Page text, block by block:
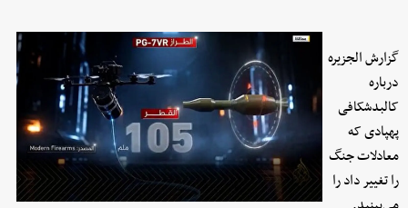
گزارش الجزیره
درباره
کالبدشکافی
پهپادی که
معادلات جنگ
را تغییر داد را